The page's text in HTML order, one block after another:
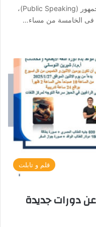
تقام ورشة تدريبية عن فن التحدث أمام الجمهور (Public Speaking)،
فى الخامسة من مساء…
قلم و تابلت
دورات جديدة